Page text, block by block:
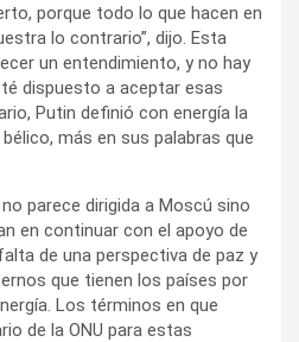
porque todo lo que hacen en
lo contrario”, dijo. Esta
un entendimiento, y no hay
dispuesto a aceptar esas
Putin definió con energía la
más en sus palabras que
parece dirigida a Moscú sino
en continuar con el apoyo de
de una perspectiva de paz y
que tienen los países por
Los términos en que
de la ONU para estas